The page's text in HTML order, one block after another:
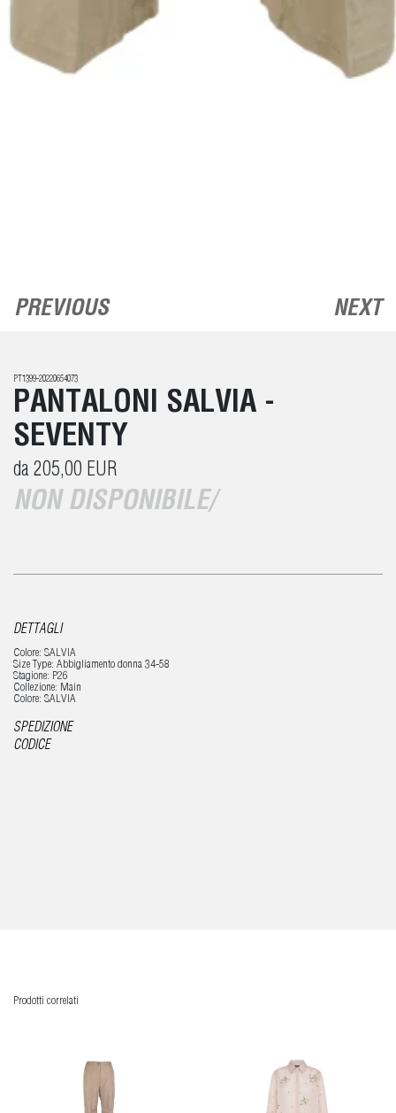
PREVIOUS NEXT
PT1399-20220654073
PANTALONI SALVIA -
SEVENTY
da 205,00 EUR
NON DISPONIBILE/
DETTAGLI
Colore: SALVIA
Size Type: Abbigliamento donna 34-58
Stagione: P26
Collezione: Main
Colore: SALVIA
SPEDIZIONE
CODICE
Prodotti correlati